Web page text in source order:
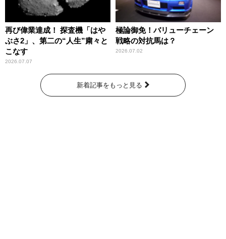
再び偉業達成！ 探査機「はや
ぶさ2」、第二の“人生”粛々と
こなす
2026.07.07
極論御免！バリューチェーン
戦略の対抗馬は？
2026.07.02
新着記事をもっと見る